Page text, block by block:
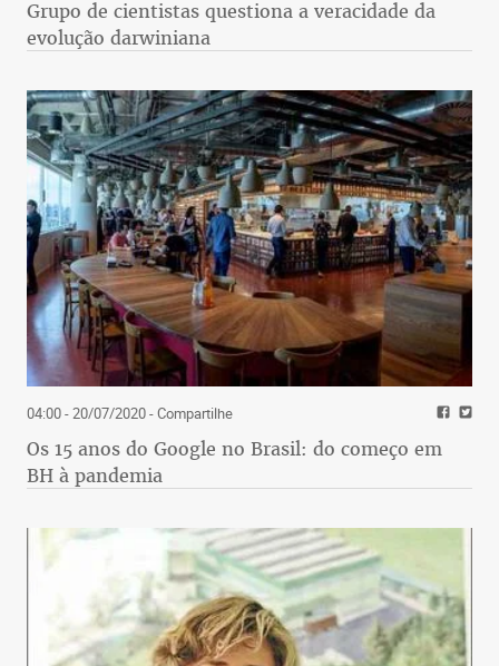
Grupo de cientistas questiona a veracidade da
evolução darwiniana
04:00 - 20/07/2020- Compartilhe
Os 15 anos do Google no Brasil: do começo em
BH à pandemia